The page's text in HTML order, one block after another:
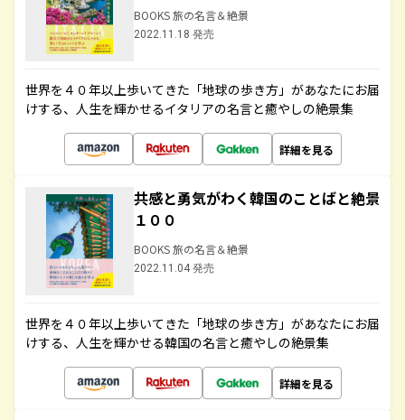
BOOKS 旅の名言＆絶景
2022.11.18 発売
世界を４０年以上歩いてきた「地球の歩き方」があなたにお届
けする、人生を輝かせるイタリアの名言と癒やしの絶景集
詳細を見る
共感と勇気がわく韓国のことばと絶景
１００
BOOKS 旅の名言＆絶景
2022.11.04 発売
世界を４０年以上歩いてきた「地球の歩き方」があなたにお届
けする、人生を輝かせる韓国の名言と癒やしの絶景集
詳細を見る